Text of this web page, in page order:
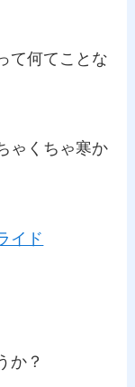
て何てことな
ゃくちゃ寒か
イド
か？